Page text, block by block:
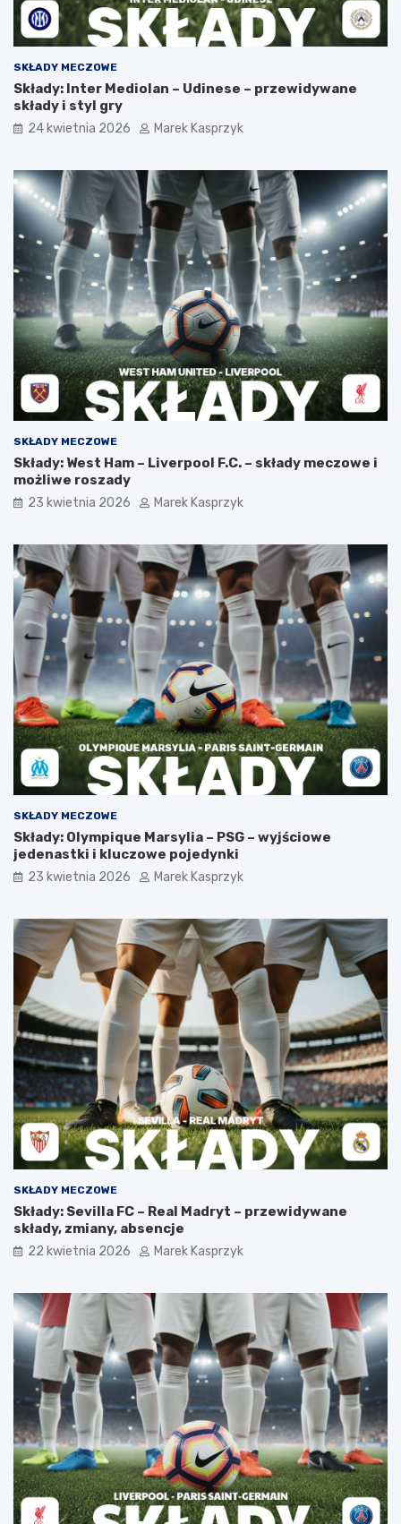
SKŁADY MECZOWE
Składy: Inter Mediolan – Udinese – przewidywane
składy i styl gry
24 kwietnia 2026 Marek Kasprzyk
SKŁADY MECZOWE
Składy: West Ham – Liverpool F.C. – składy meczowe i
możliwe roszady
23 kwietnia 2026 Marek Kasprzyk
SKŁADY MECZOWE
Składy: Olympique Marsylia – PSG – wyjściowe
jedenastki i kluczowe pojedynki
23 kwietnia 2026 Marek Kasprzyk
SKŁADY MECZOWE
Składy: Sevilla FC – Real Madryt – przewidywane
składy, zmiany, absencje
22 kwietnia 2026 Marek Kasprzyk